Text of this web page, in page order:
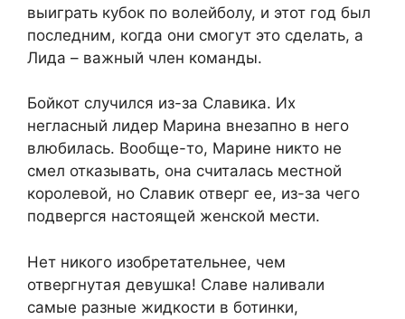
выиграть кубок по волейболу, и этот год был
последним, когда они смогут это сделать, а
Лида – важный член команды.
Бойкот случился из-за Славика. Их
негласный лидер Марина внезапно в него
влюбилась. Вообще-то, Марине никто не
смел отказывать, она считалась местной
королевой, но Славик отверг ее, из-за чего
подвергся настоящей женской мести.
Нет никого изобретательнее, чем
отвергнутая девушка! Славе наливали
самые разные жидкости в ботинки,